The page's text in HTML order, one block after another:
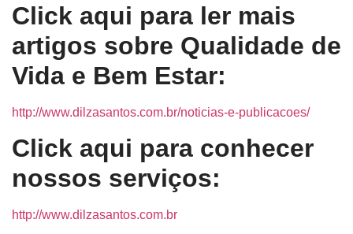
Click aqui para ler mais
artigos sobre Qualidade de
Vida e Bem Estar:
http://www.dilzasantos.com.br/noticias-e-publicacoes/
Click aqui para conhecer
nossos serviços:
http://www.dilzasantos.com.br